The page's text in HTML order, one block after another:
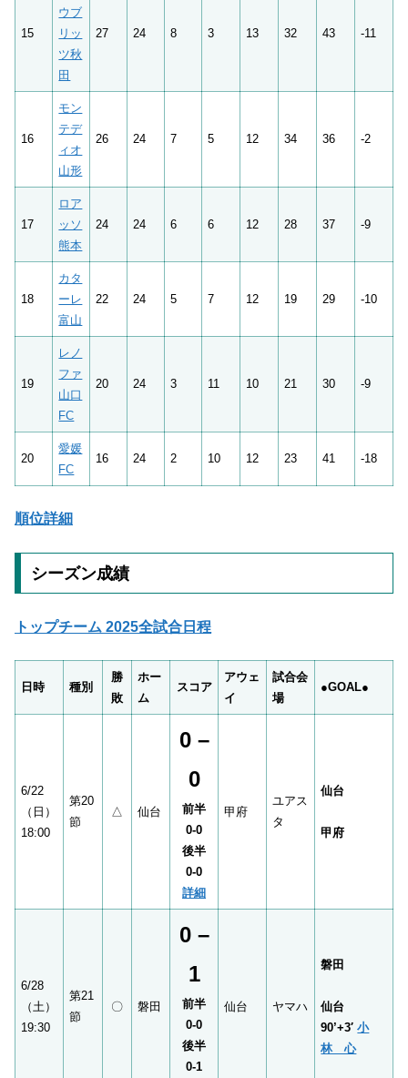
15
ウブ
リッ
ツ秋
田
27 24 8 3 13 32 43 -11
16
モン
テデ
ィオ
山形
26 24 7 5 12 34 36 -2
17
ロア
ッソ
熊本
24 24 6 6 12 28 37 -9
18
カタ
ーレ
富山
22 24 5 7 12 19 29 -10
19
レノ
ファ
山口
FC
20 24 3 11 10 21 30 -9
20
愛媛
FC
16 24 2 10 12 23 41 -18
順位詳細
シーズン成績
トップチーム 2025全試合日程
日時 種別
勝
敗
ホー
ム
スコア
アウェ
イ
試合会
場
●GOAL●
6/22
（日）
18:00
第20
節
△ 仙台
0 –
0
前半
0-0
後半
0-0
詳細
甲府
ユアス
タ
仙台
甲府
6/28
（土）
19:30
第21
節
〇 磐田
0 –
1
前半
0-0
後半
0-1
仙台 ヤマハ
磐田
仙台
90’+3′小
林 心